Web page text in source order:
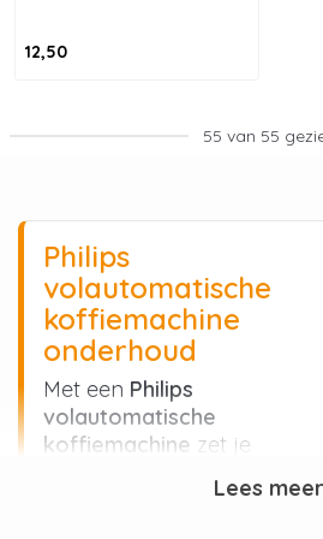
12,50
55 van 55
Philips
volautomatische
koffiemachine
onderhoud
Met een Philips
volautomatische
koffiemachine zet je
melkspecialiteiten. Goed
Lees meer